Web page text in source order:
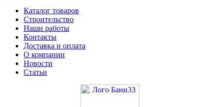
Каталог товаров
Строительство
Наши работы
Контакты
Доставка и оплата
О компании
Новости
Статьи